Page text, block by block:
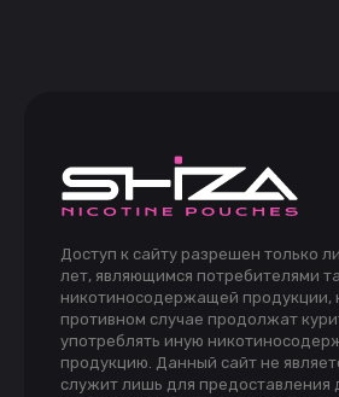
Доступ к сайту разрешен только
лет, являющимся потребителями
никотиносодержащей продукции,
противном случае продолжат
употреблять иную
продукцию. Данный сайт не
служит лишь для предоставления